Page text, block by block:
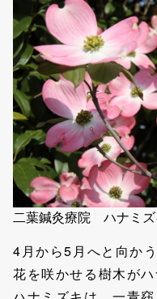
二葉鍼灸療院 ハナミズ
4月から5月へと向か
花を咲かせる樹木が